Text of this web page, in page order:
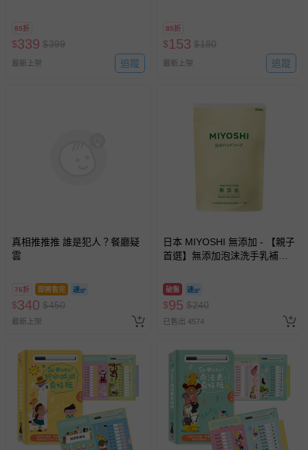
85折
$339 $399
最新上架 追蹤
85折
$153 $180
最新上架 追蹤
真相推推推 誰是犯人？餐廳疑
雲
76折 即將售完
$340 $450
最新上架
日本 MIYOSHI 無添加 - 【親子
首選】無添加泡沫洗手乳補充
破盤
$95 $240
已售出 4574